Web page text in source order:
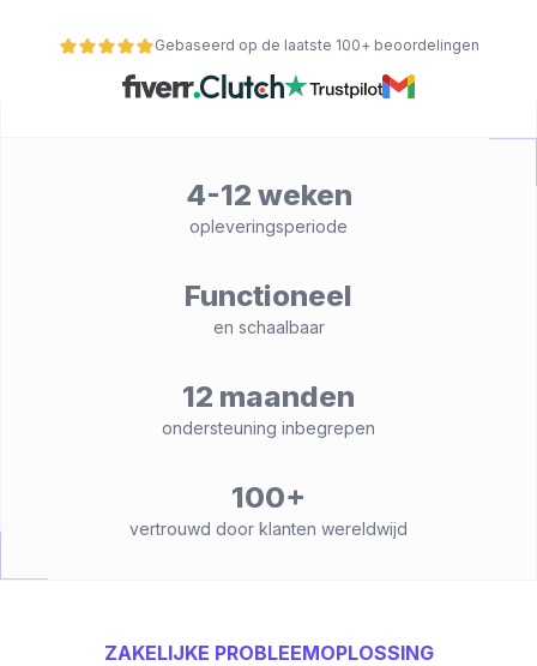
Gebaseerd op de laatste 100+ beoordelingen
4-12 weken
opleveringsperiode
Functioneel
en schaalbaar
12 maanden
ondersteuning inbegrepen
100+
vertrouwd door klanten wereldwijd
ZAKELIJKE PROBLEEMOPLOSSING